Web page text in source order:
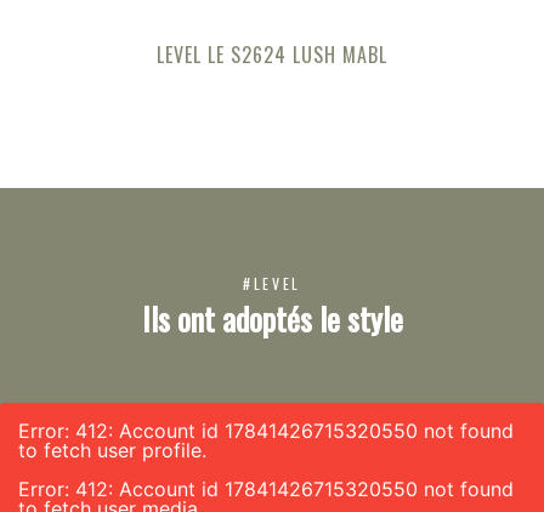
LEVEL LE S2624 LUSH MABL
#LEVEL
Ils ont adoptés le style
Error: 412: Account id 17841426715320550 not found
to fetch user profile.
Error: 412: Account id 17841426715320550 not found